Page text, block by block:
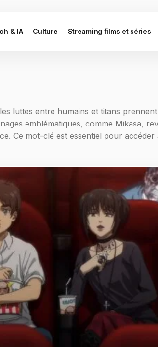
& IA Culture Streaming films et séries
luttes entre humains et titans
emblématiques, comme Mikasa,
Ce mot-clé est essentiel pour accéder